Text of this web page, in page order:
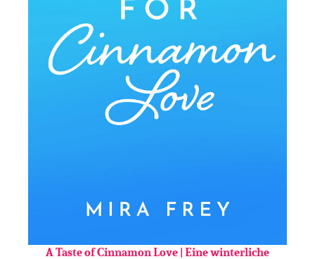
A Taste of Cinnamon Love | Eine winterliche